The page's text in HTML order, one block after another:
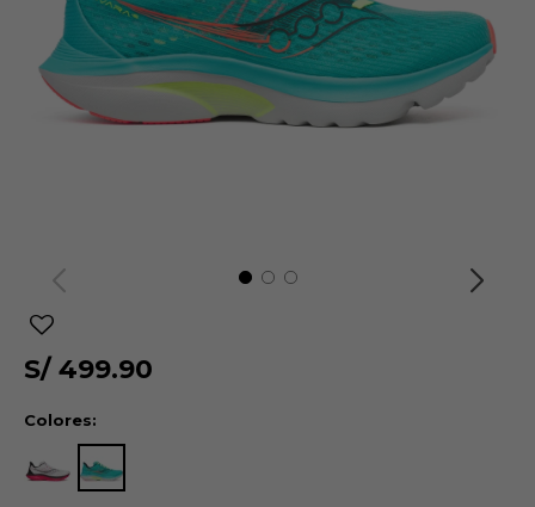
S/ 499.90
Colores: